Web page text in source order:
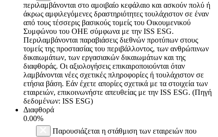
περιλαμβάνονται στο αμοιβαίο κεφάλαιο και ασκούν πολύ ή
άκρως αμφιλεγόμενες δραστηριότητες τουλάχιστον σε έναν
από τους τέσσερις βασικούς τομείς του Οικουμενικού
Συμφώνου του ΟΗΕ σύμφωνα με την ISS ESG.
Περιλαμβάνονται παραβιάσεις διεθνών προτύπων στους
τομείς της προστασίας του περιβάλλοντος, των ανθρώπινων
δικαιωμάτων, των εργασιακών δικαιωμάτων και της
διαφθοράς. Οι αξιολογήσεις επικαιροποιούνται όταν
λαμβάνονται νέες σχετικές πληροφορίες ή τουλάχιστον σε
ετήσια βάση. Εάν έχετε απορίες σχετικά με τα στοιχεία των
εταιρειών, επικοινωνήστε απευθείας με την ISS ESG. (Πηγή
δεδομένων: ISS ESG)
Διαφθορά
0.00%
Παρουσιάζεται η στάθμιση των εταιρειών που